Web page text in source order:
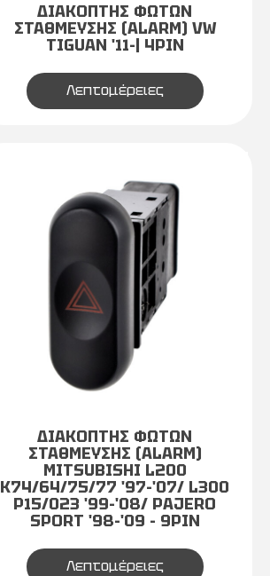
ΔΙΑΚΟΠΤΗΣ ΦΩΤΩΝ
ΣΤΑΘΜΕΥΣΗΣ (ALARM) VW
TIGUAN '11-| 4PIN
Λεπτομέρειες
ΔΙΑΚΟΠΤΗΣ ΦΩΤΩΝ
ΣΤΑΘΜΕΥΣΗΣ (ALARM)
MITSUBISHI L200
K74/64/75/77 '97-'07/ L300
P15/023 '99-'08/ PAJERO
SPORT '98-'09 - 9PIN
Λεπτομέρειες